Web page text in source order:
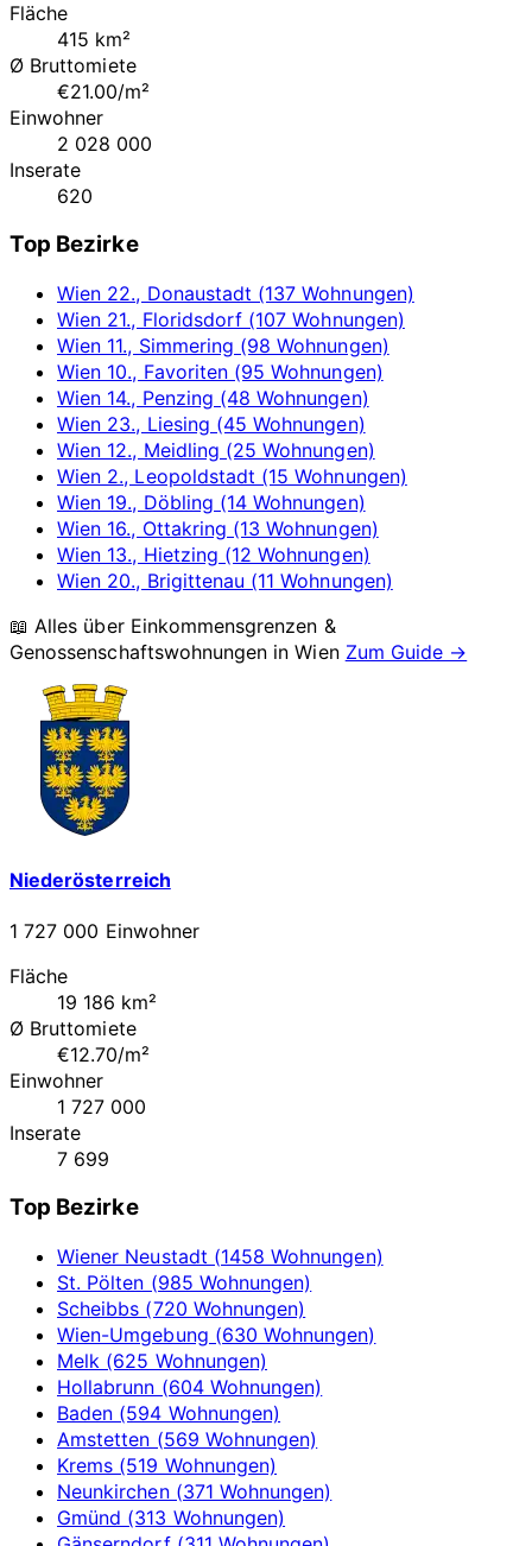
Fläche
415 km²
Ø Bruttomiete
€21.00/m²
Einwohner
2 028 000
Inserate
620
Top Bezirke
Wien 22., Donaustadt (137 Wohnungen)
Wien 21., Floridsdorf (107 Wohnungen)
Wien 11., Simmering (98 Wohnungen)
Wien 10., Favoriten (95 Wohnungen)
Wien 14., Penzing (48 Wohnungen)
Wien 23., Liesing (45 Wohnungen)
Wien 12., Meidling (25 Wohnungen)
Wien 2., Leopoldstadt (15 Wohnungen)
Wien 19., Döbling (14 Wohnungen)
Wien 16., Ottakring (13 Wohnungen)
Wien 13., Hietzing (12 Wohnungen)
Wien 20., Brigittenau (11 Wohnungen)
📖 Alles über Einkommensgrenzen &
Genossenschaftswohnungen inWien Zum Guide →
Niederösterreich
1 727 000 Einwohner
Fläche
19 186 km²
Ø Bruttomiete
€12.70/m²
Einwohner
1 727 000
Inserate
7 699
Top Bezirke
Wiener Neustadt (1458 Wohnungen)
St. Pölten (985 Wohnungen)
Scheibbs (720 Wohnungen)
Wien-Umgebung (630 Wohnungen)
Melk (625 Wohnungen)
Hollabrunn (604 Wohnungen)
Baden (594 Wohnungen)
Amstetten (569 Wohnungen)
Krems (519 Wohnungen)
Neunkirchen (371 Wohnungen)
Gmünd (313 Wohnungen)